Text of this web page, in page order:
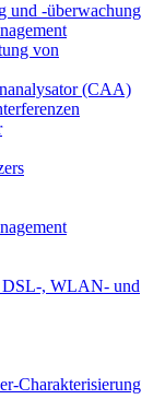
und -überwachung
von
(CAA)
DSL-, WLAN- und
Charakterisierung